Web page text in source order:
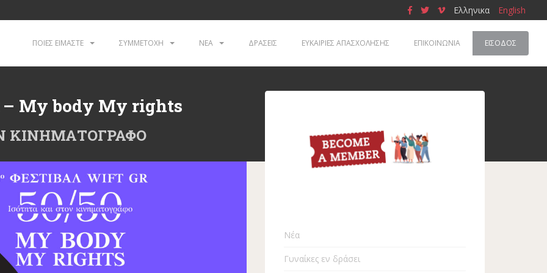
Ελληνικα English
ΠΟΙΕΣ ΕΙΜΑΣΤΕ ΣΥΜΜΕΤΟΧΗ ΝΕΑ ΔΡΑΣΕΙΣ ΕΥΚΑΙΡΙΕΣ ΑΠΑΣΧΟΛΗΣΗΣ ΕΠΙΚΟΙΝΩΝΙΑ ΕΊΣΟΔΟΣ
– My body My rights
ΚΙΝΗΜΑΤΟΓΡΑΦΟ
Νέα
Γυναίκες εν δράσει